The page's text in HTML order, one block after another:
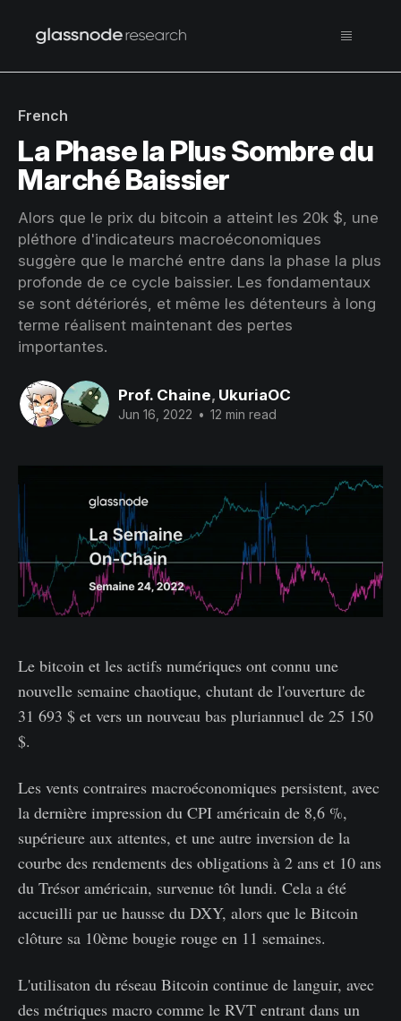
French
La Phase la Plus Sombre du
Marché Baissier
Alors que le prix du bitcoin a atteint les 20k $, une
pléthore d'indicateurs macroéconomiques
suggère que le marché entre dans la phase la plus
profonde de ce cycle baissier. Les fondamentaux
se sont détériorés, et même les détenteurs à long
terme réalisent maintenant des pertes
importantes.
Prof. Chaine, UkuriaOC
Jun 16, 2022 • 12 min read
Le bitcoin et les actifs numériques ont connu une
nouvelle semaine chaotique, chutant de l'ouverture de
31 693 $ et vers un nouveau bas pluriannuel de 25 150
$.
Les vents contraires macroéconomiques persistent, avec
la dernière impression du CPI américain de 8,6 %,
supérieure aux attentes, et une autre inversion de la
courbe des rendements des obligations à 2 ans et 10 ans
du Trésor américain, survenue tôt lundi. Cela a été
accueilli par ue hausse du DXY, alors que le Bitcoin
clôture sa 10ème bougie rouge en 11 semaines.
L'utilisaton du réseau Bitcoin continue de languir, avec
des métriques macro comme le RVT entrant dans un